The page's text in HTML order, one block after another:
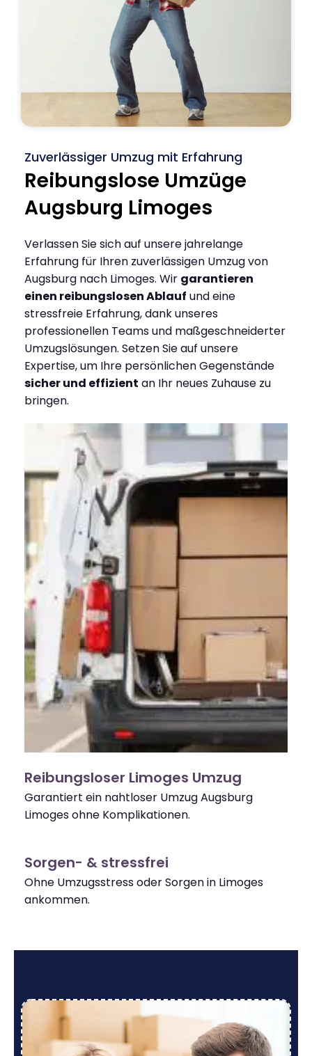
Zuverlässiger Umzug mit Erfahrung
Reibungslose Umzüge
Augsburg Limoges
Verlassen Sie sich auf unsere jahrelange
Erfahrung für Ihren zuverlässigen Umzug von
Augsburg nach Limoges. Wir garantieren
einen reibungslosen Ablauf und eine
stressfreie Erfahrung, dank unseres
professionellen Teams und maßgeschneiderter
Umzugslösungen. Setzen Sie auf unsere
Expertise, um Ihre persönlichen Gegenstände
sicher und effizient an Ihr neues Zuhause zu
bringen.
Reibungsloser Limoges Umzug
Garantiert ein nahtloser Umzug Augsburg
Limoges ohne Komplikationen.
Sorgen- & stressfrei
Ohne Umzugsstress oder Sorgen in Limoges
ankommen.